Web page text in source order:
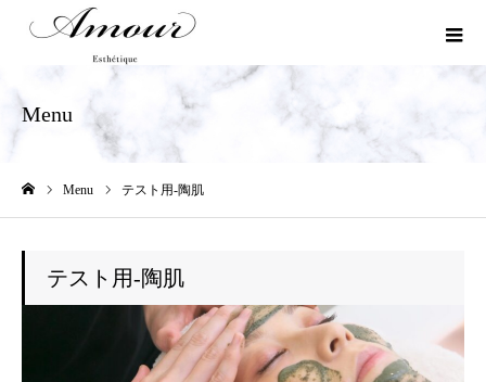
Menu
Menu テスト用-陶肌
テスト用-陶肌